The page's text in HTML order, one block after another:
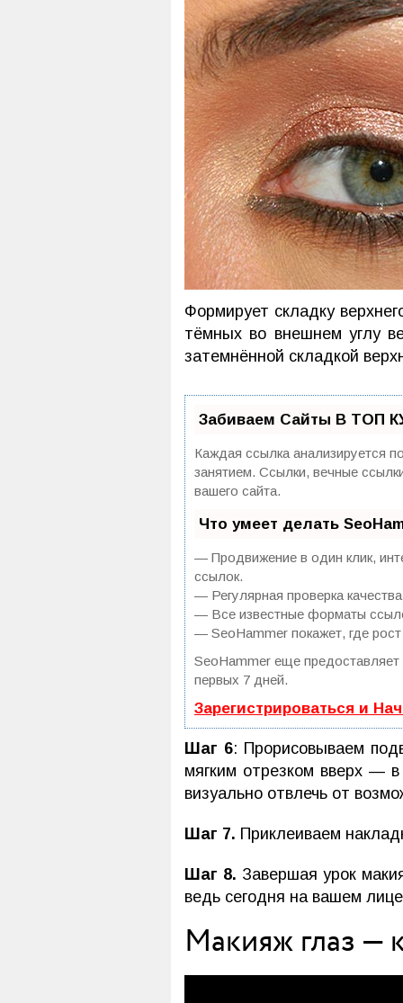
Формирует складку
тёмных во внешнем углу
затемнённой складкой
Забиваем Сайты В ТОП
Каждая ссылка анализируется
занятием. Ссылки, вечные
вашего сайта.
Что умеет делать
— Продвижение в один клик,
ссылок.
— Регулярная проверка
— Все известные форматы
— SeoHammer покажет, где
SeoHammer еще
первых 7 дней.
Зарегистрироваться и
Шаг 6: Прорисовываем
мягким отрезком вверх —
визуально отвлечь от
Шаг 7. Приклеиваем
Шаг 8. Завершая урок
ведь сегодня на вашем
Макияж глаз —